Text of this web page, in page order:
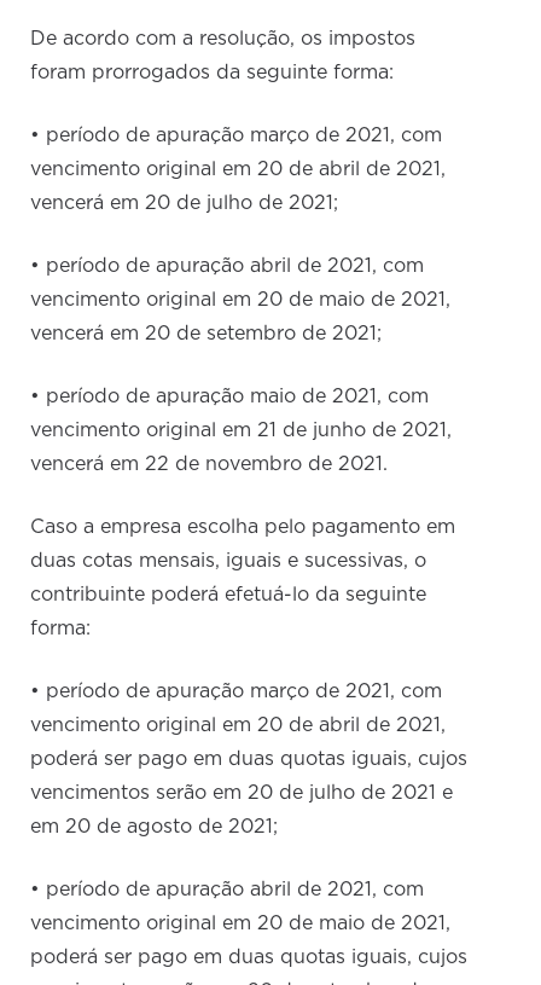
De acordo com a resolução, os impostos
foram prorrogados da seguinte forma:
• período de apuração março de 2021, com
vencimento original em 20 de abril de 2021,
vencerá em 20 de julho de 2021;
• período de apuração abril de 2021, com
vencimento original em 20 de maio de 2021,
vencerá em 20 de setembro de 2021;
• período de apuração maio de 2021, com
vencimento original em 21 de junho de 2021,
vencerá em 22 de novembro de 2021.
Caso a empresa escolha pelo pagamento em
duas cotas mensais, iguais e sucessivas, o
contribuinte poderá efetuá-lo da seguinte
forma:
• período de apuração março de 2021, com
vencimento original em 20 de abril de 2021,
poderá ser pago em duas quotas iguais, cujos
vencimentos serão em 20 de julho de 2021 e
em 20 de agosto de 2021;
• período de apuração abril de 2021, com
vencimento original em 20 de maio de 2021,
poderá ser pago em duas quotas iguais, cujos